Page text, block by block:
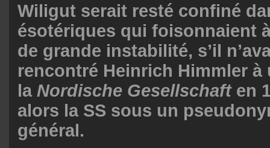
Wiligut serait resté confiné
ésotériques qui foisonnaient
de grande instabilité, s’il
rencontré Heinrich Himmler à
la Nordische Gesellschaften
alors la SS sous un
général.